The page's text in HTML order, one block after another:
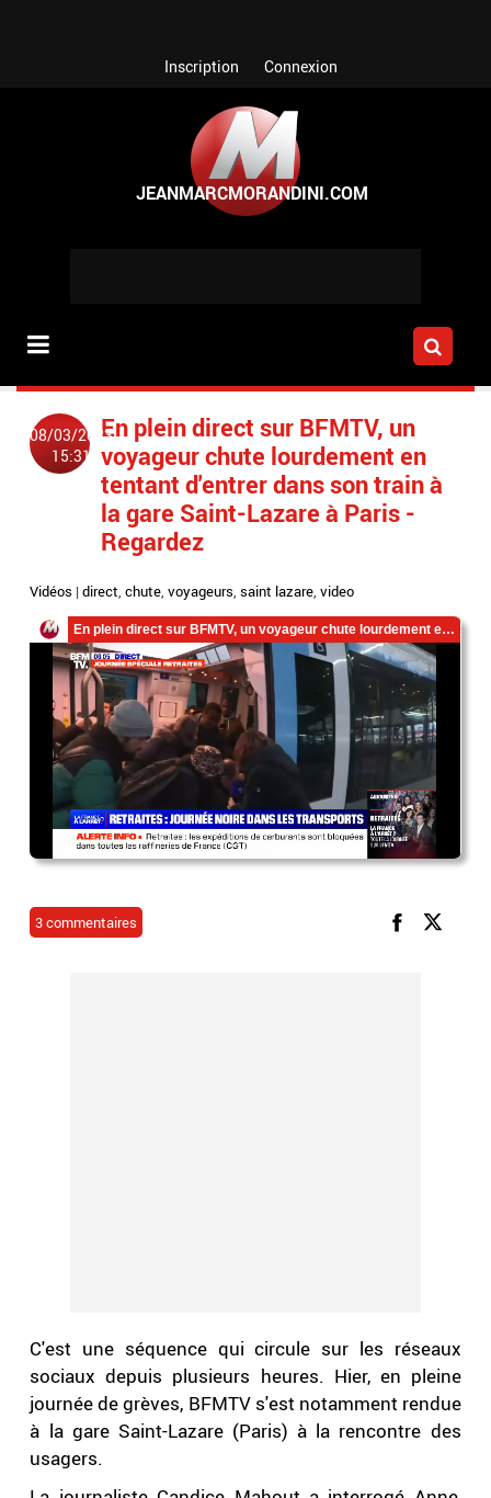
Inscription Connexion
08/03/2023
15:31
En plein direct sur BFMTV, un
voyageur chute lourdement en
tentant d'entrer dans son train à
la gare Saint-Lazare à Paris -
Regardez
Vidéos |direct,chute,voyageurs,saint lazare,video
3 commentaires
C'est une séquence qui circule sur les réseaux
sociaux depuis plusieurs heures. Hier, en pleine
journée de grèves, BFMTV s'est notamment rendue
à la gare Saint-Lazare (Paris) à la rencontre des
usagers.